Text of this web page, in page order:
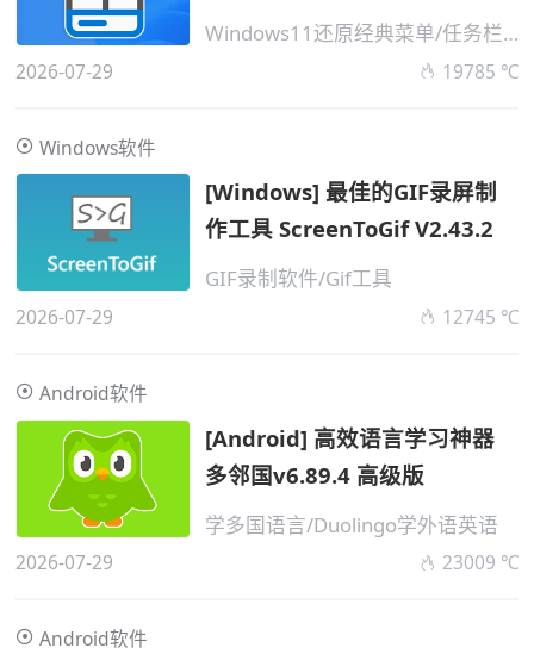
四
Windows11还原经典菜单/任务栏透明
2026-07-29 19785 ℃
Windows软件
[Windows] 最佳的GIF录屏制
作工具 ScreenToGif V2.43.2
GIF录制软件/Gif工具
2026-07-29 12745 ℃
Android软件
[Android] 高效语言学习神器
多邻国v6.89.4 高级版
学多国语言/Duolingo学外语英语
2026-07-29 23009 ℃
Android软件